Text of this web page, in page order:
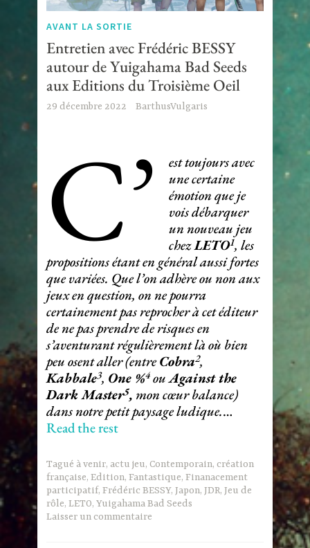
AVANT LA SORTIE
Entretien avec Frédéric BESSY
autour de Yuigahama Bad Seeds
aux Editions du Troisième Oeil
29 décembre 2022 BarthusVulgaris
C’
est toujours avec
une certaine
émotion que je
vois débarquer
un nouveau jeu
chezLETO1, les
propositions étant en général aussi fortes
que variées. Que l’on adhère ou non aux
jeux en question, on ne pourra
certainement pas reprocher à cet éditeur
de ne pas prendre de risques en
s’aventurant régulièrement là où bien
peu osent aller (entreCobra2,
Kabbale3, One %4ouAgainst the
Dark Master5, mon cœur balance)
dans notre petit paysage ludique.…
Read the rest
Tagué à venir, actu jeu,Contemporain,création
française,Edition,Fantastique,Finanacement
participatif,Frédéric BESSY,Japon,JDR,Jeu de
rôle,LETO,Yuigahama Bad Seeds
Laisser un commentaire